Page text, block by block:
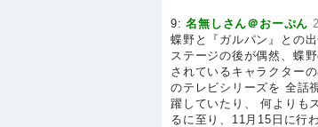
9:名無しさん＠おーぷん
蝶野と『ガルパン』との
ステージの後が偶然、蝶
されているキャラクター
のテレビシリーズを 全話
躍していたり、 何よりも
るに至り、11月15日に行